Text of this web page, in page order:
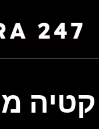
קטיה